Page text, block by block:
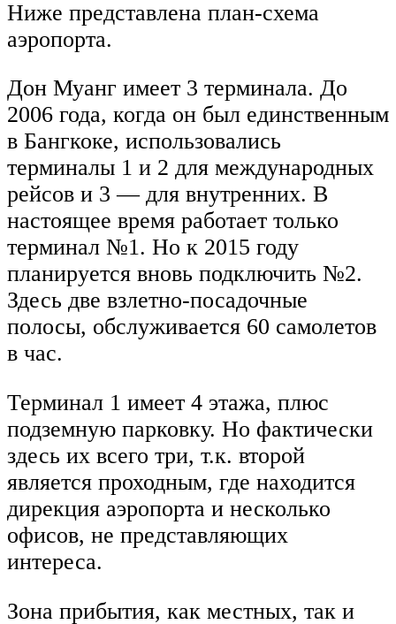
Ниже представлена план-схема
аэропорта.
Дон Муанг имеет 3 терминала. До
2006 года, когда он был единственным
в Бангкоке, использовались
терминалы 1 и 2 для международных
рейсов и 3 — для внутренних. В
настоящее время работает только
терминал №1. Но к 2015 году
планируется вновь подключить №2.
Здесь две взлетно-посадочные
полосы, обслуживается 60 самолетов
в час.
Терминал 1 имеет 4 этажа, плюс
подземную парковку. Но фактически
здесь их всего три, т.к. второй
является проходным, где находится
дирекция аэропорта и несколько
офисов, не представляющих
интереса.
Зона прибытия, как местных, так и